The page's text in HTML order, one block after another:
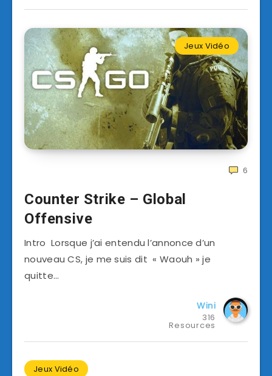
Jeux Vidéo
6
Counter Strike – Global
Offensive
Intro Lorsque j’ai entendu l’annonce d’un
nouveau CS, je me suis dit « Waouh » je
quitte…
Wini
316
Resources
Jeux Vidéo